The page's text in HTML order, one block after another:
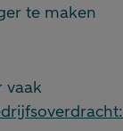
te maken
vaak